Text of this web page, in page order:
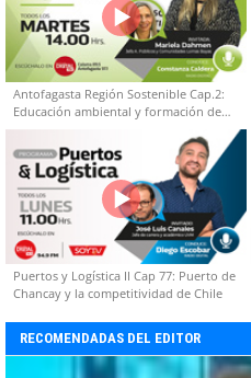
Antofagasta Región Sostenible Cap.2:
Educación ambiental y formación de
capacidades técnicas
Puertos y Logística II Cap 77: Puerto de
Chancay y la competitividad de Chile
RECOMENDADAS DEL EDITOR